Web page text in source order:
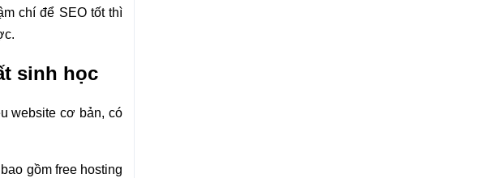
chí để SEO tốt thì
sinh học
website cơ bản, có
gồm free hosting